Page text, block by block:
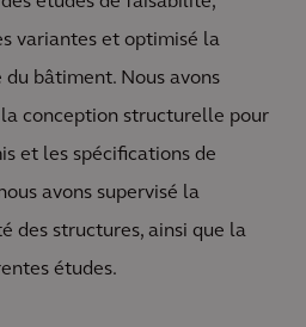
variantes et optimisé la
bâtiment. Nous avons
conception structurelle pour
et les spécifications de
avons supervisé la
des structures, ainsi que la
études.